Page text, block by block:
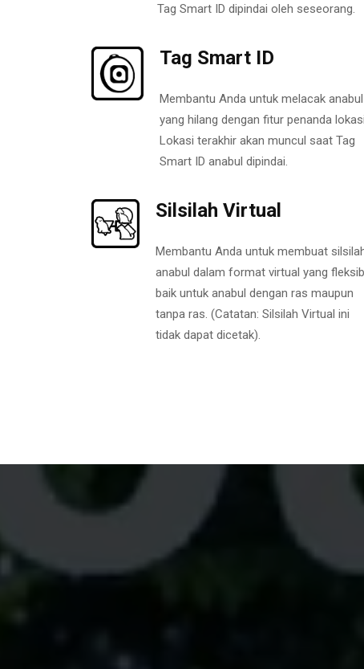
Tag Smart ID dipindai oleh seseorang.
Tag Smart ID
Membantu Anda untuk melacak anabul
yang hilang dengan fitur penanda
Lokasi terakhir akan muncul saat Tag
Smart ID anabul dipindai.
Silsilah Virtual
Membantu Anda untuk membuat
anabul dalam format virtual yang
baik untuk anabul dengan ras maupun
tanpa ras. (Catatan: Silsilah Virtual ini
tidak dapat dicetak).